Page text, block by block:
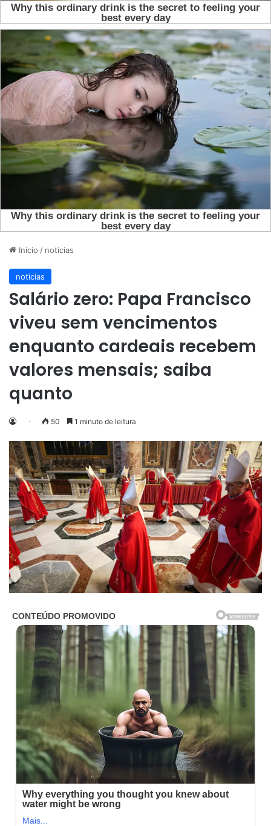
Início / noticias
noticias
Salário zero: Papa Francisco
viveu sem vencimentos
enquanto cardeais recebem
valores mensais; saiba
quanto
50 1 minuto de leitura